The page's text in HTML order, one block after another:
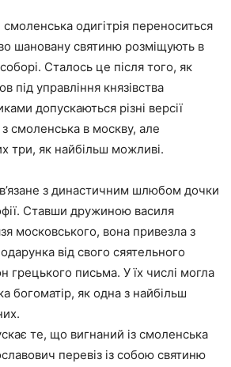
смоленська одигітрія переноситься
шановану святиню розміщують в
Сталось це після того, як
під управління князівства
допускаються різні версії
смоленська в москву, але
три, як найбільш можливі.
з династичним шлюбом дочки
Ставши дружиною василя
московського, вона привезла з
від свого сяятельного
грецького письма. У їх числі могла
богоматір, як одна з найбільш
те, що вигнаний із смоленська
перевіз із собою святиню